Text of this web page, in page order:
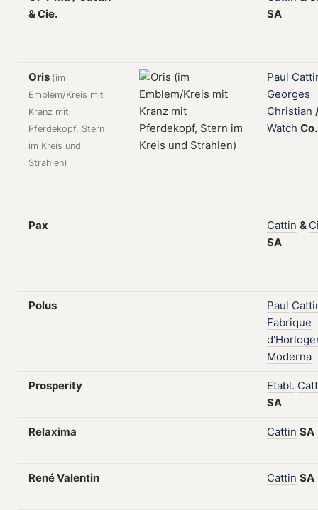
& Cie.
SA
Oris (im
Emblem/Kreis mit
Kranz mit
Pferdekopf, Stern
im Kreis und
Strahlen)
Paul
Georges
Christian
Watch Co.
Pax Cattin &
SA
Polus Paul
Fabrique
Moderna
Prosperity Etabl.
SA
Relaxima Cattin SA
René Valentin Cattin SA